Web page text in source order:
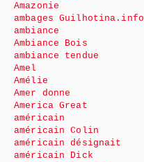
Amazonie
ambages Guilhotina.info
ambiance
Ambiance Bois
ambiance tendue
Amel
Amélie
Amer donne
America Great
américain
américain Colin
américain désignait
américain Dick